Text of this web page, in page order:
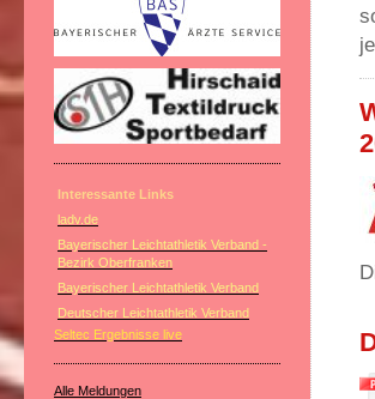
Interessante Links
ladv.de
Bayerischer Leichtathletik Verband -
Bezirk Oberfranken
Bayerischer Leichtathletik Verband
Deutscher Leichtathletik Verband
Seltec Ergebnisse live
Alle Meldungen